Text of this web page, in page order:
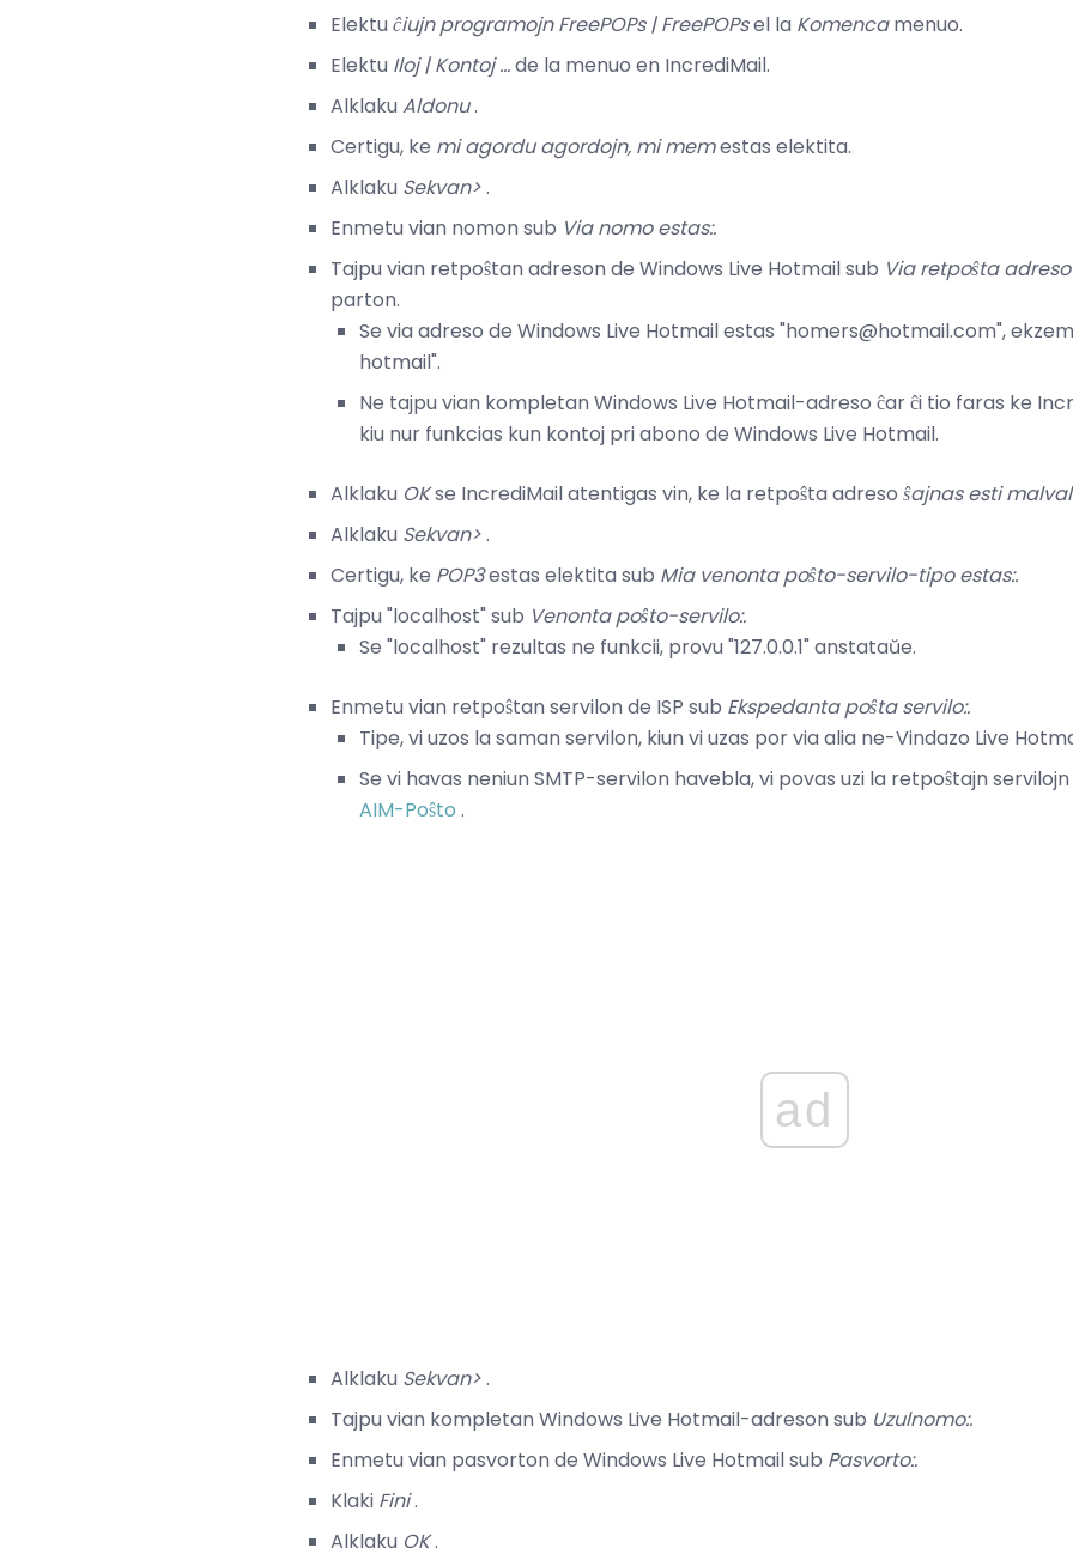
Elektu ĉiujn programojn FreePOPs | FreePOPsel la Komencamenuo.
Elektu Iloj | Kontoj ...de la menuo en IncrediMail.
Alklaku Aldonu.
Certigu, ke mi agordu agordojn, mi memestas elektita.
Alklaku Sekvan>.
Enmetu vian nomon sub Via nomo estas:.
Tajpu vian retpoŝtan adreson de Windows Live Hotmail sub Via retpoŝta adreso
parton.
Se via adreso de Windows Live Hotmail estas "homers@hotmail.com",
hotmail".
Ne tajpu vian kompletan Windows Live Hotmail-adreso ĉar ĉi tio faras ke
kiu nur funkcias kun kontoj pri abono de Windows Live Hotmail.
Alklaku OKse IncrediMail atentigas vin, ke la retpoŝta adreso ŝajnas esti
Alklaku Sekvan>.
Certigu, ke POP3estas elektita sub Mia venonta poŝto-servilo-tipo estas:.
Tajpu "localhost" sub Venonta poŝto-servilo:.
Se "localhost" rezultas ne funkcii, provu "127.0.0.1" anstataŭe.
Enmetu vian retpoŝtan servilon de ISP sub Ekspedanta poŝta servilo:.
Tipe, vi uzos la saman servilon, kiun vi uzas por via alia ne-Vindazo Live
Se vi havas neniun SMTP-servilon havebla, vi povas uzi la retpoŝtajn
AIM-Poŝto .
ad
Alklaku Sekvan>.
Tajpu vian kompletan Windows Live Hotmail-adreson sub Uzulnomo:.
Enmetu vian pasvorton de Windows Live Hotmail sub Pasvorto:.
Klaki Fini.
Alklaku OK.